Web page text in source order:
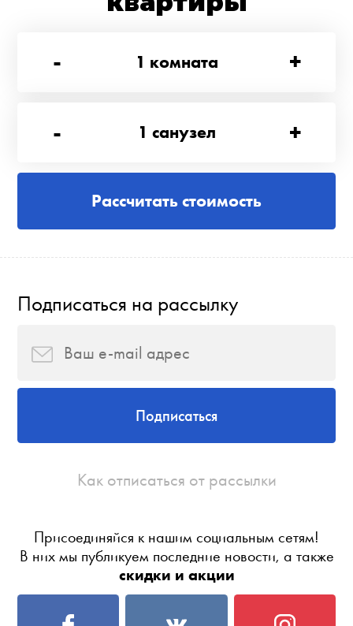
-
1 комната +
- 1 санузел +
Рассчитать стоимость
Подписаться на рассылку
Подписаться
Как отписаться от рассылки
Присоединяйся к нашим социальным сетям!
В них мы публикуем последние новости, а также
скидки и акции